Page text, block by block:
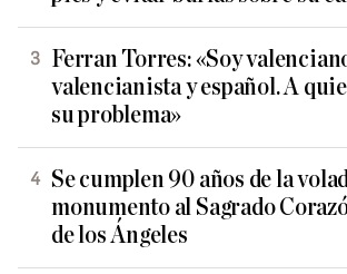
Ferran Torres: «Soy
valencianista y español. A
su problema»
Se cumplen 90 años de la
monumento al Sagrado
de los Ángeles